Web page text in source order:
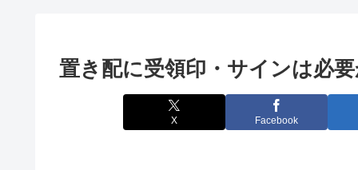
置き配に受領印・サインは必
X Facebook